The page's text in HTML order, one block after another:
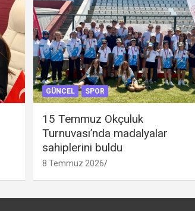
GÜNCEL SPOR
15 Temmuz Okçuluk
Turnuvası’nda madalyalar
sahiplerini buldu
8 Temmuz 2026